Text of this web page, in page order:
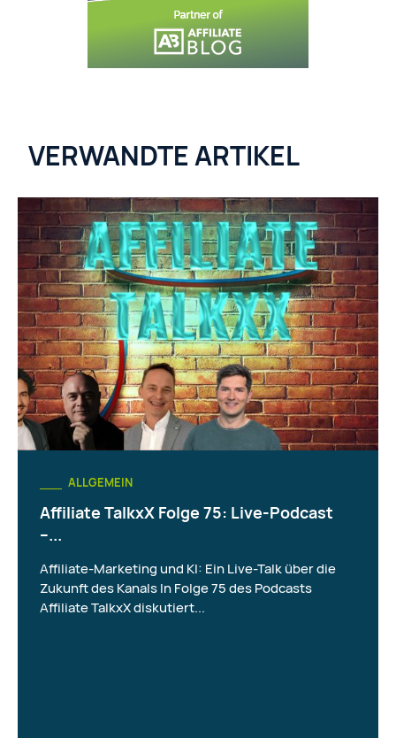
VERWANDTE ARTIKEL
ALLGEMEIN
Affiliate TalkxX Folge 75: Live-Podcast
–...
Affiliate-Marketing und KI: Ein Live-Talk über die
Zukunft des Kanals In Folge 75 des Podcasts
Affiliate TalkxX diskutiert...